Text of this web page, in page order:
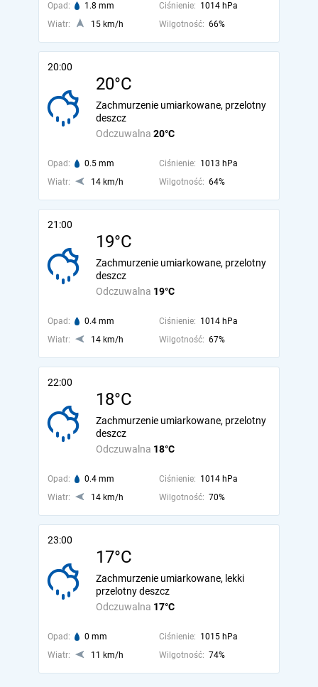
Opad: 1.8 mm Ciśnienie: 1014 hPa
Wiatr:
15 km/h Wilgotność: 66%
20:00
20°C
Odczuwalna 20°C
Zachmurzenie umiarkowane, przelotny
deszcz
Opad: 0.5 mm Ciśnienie: 1013 hPa
Wiatr:
14 km/h Wilgotność: 64%
21:00
19°C
Odczuwalna 19°C
Zachmurzenie umiarkowane, przelotny
deszcz
Opad: 0.4 mm Ciśnienie: 1014 hPa
Wiatr:
14 km/h Wilgotność: 67%
22:00
18°C
Odczuwalna 18°C
Zachmurzenie umiarkowane, przelotny
deszcz
Opad: 0.4 mm Ciśnienie: 1014 hPa
Wiatr:
14 km/h Wilgotność: 70%
23:00
17°C
Odczuwalna 17°C
Zachmurzenie umiarkowane, lekki
przelotny deszcz
Opad: 0 mm Ciśnienie: 1015 hPa
Wiatr:
11 km/h Wilgotność: 74%